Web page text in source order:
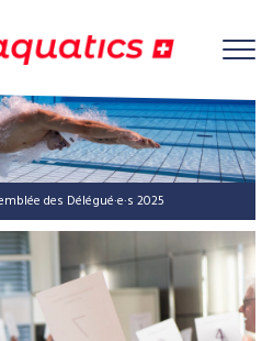
des Délégué·e·s 2025